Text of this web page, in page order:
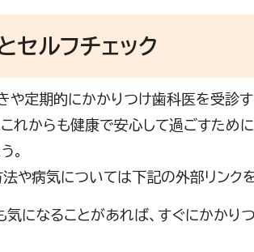
セルフチェック
や定期的にかかりつけ歯科医を受診
れからも健康で安心して過ごすために
。
法や病気については下記の外部リンク
になることがあれば、すぐにかかり